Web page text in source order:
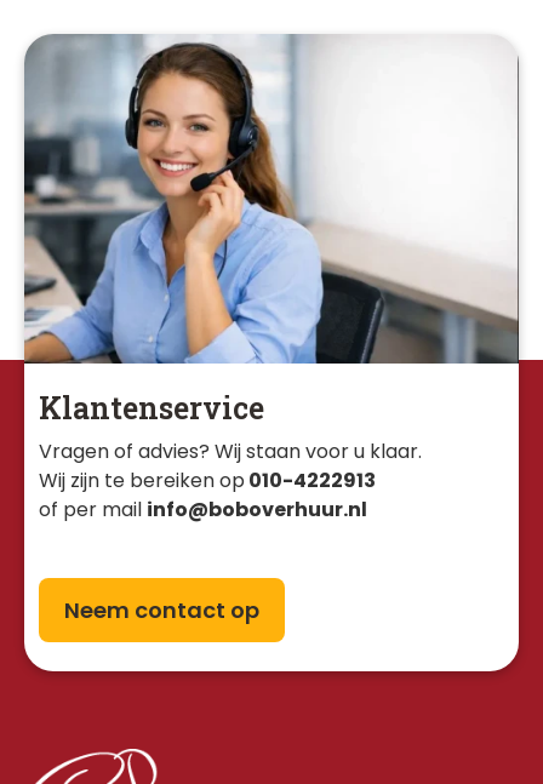
Klantenservice
Vragen of advies? Wij staan voor u klaar.
Wij zijn te bereiken op 010-4222913
of per mail info@boboverhuur.nl
Neem contact op